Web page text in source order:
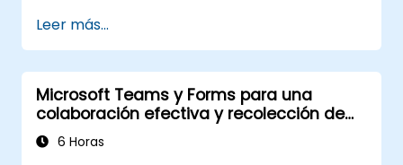
Leer más...
Microsoft Teams y Forms para una
colaboración efectiva y recolección de
datos6 Horas